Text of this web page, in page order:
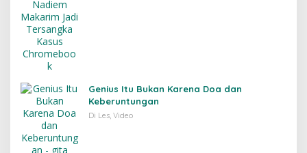
Genius Itu Bukan Karena Doa dan
Keberuntungan
Di Les, Video